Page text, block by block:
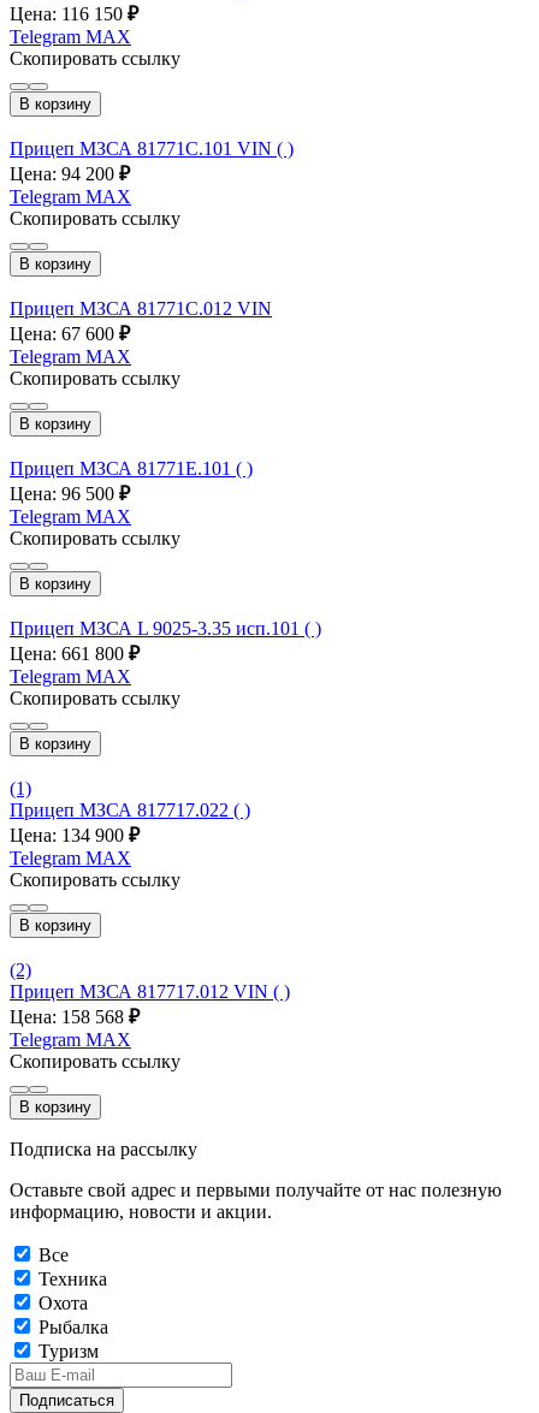
Цена: 116 150 ₽
Telegram MAX
Скопировать ссылку
В корзину
Прицеп МЗСА 81771С.101 VIN ( )
Цена: 94 200 ₽
Telegram MAX
Скопировать ссылку
В корзину
Прицеп МЗСА 81771С.012 VIN
Цена: 67 600 ₽
Telegram MAX
Скопировать ссылку
В корзину
Прицеп МЗСА 81771E.101 ( )
Цена: 96 500 ₽
Telegram MAX
Скопировать ссылку
В корзину
Прицеп МЗСА L 9025-3.35 исп.101 ( )
Цена: 661 800 ₽
Telegram MAX
Скопировать ссылку
В корзину
(1)
Прицеп МЗСА 817717.022 ( )
Цена: 134 900 ₽
Telegram MAX
Скопировать ссылку
В корзину
(2)
Прицеп МЗСА 817717.012 VIN ( )
Цена: 158 568 ₽
Telegram MAX
Скопировать ссылку
В корзину
Подписка на рассылку
Оставьте свой адрес и первыми получайте от нас полезную
информацию, новости и акции.
Все
Техника
Охота
Рыбалка
Туризм
Подписаться